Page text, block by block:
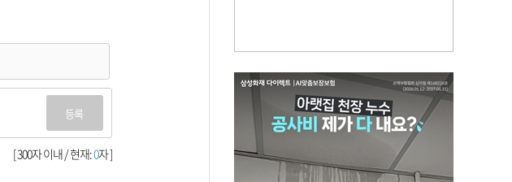
등록
[ 300자 이내 / 현재:0자 ]